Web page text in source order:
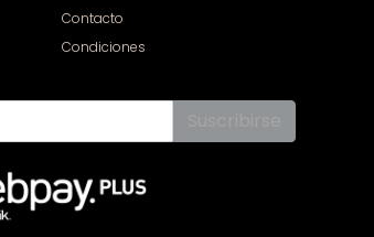
Contacto
Condiciones